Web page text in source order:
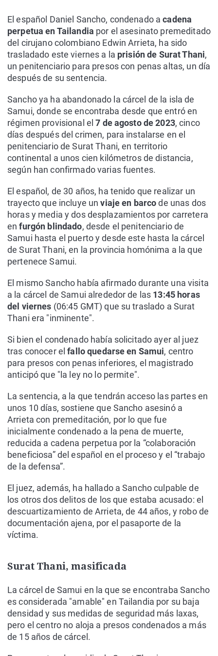
El español Daniel Sancho, condenado a cadena
perpetua en Tailandia por el asesinato premeditado
del cirujano colombiano Edwin Arrieta, ha sido
trasladado este viernes a la prisión de Surat Thani,
un penitenciario para presos con penas altas, un día
después de su sentencia.
Sancho ya ha abandonado la cárcel de la isla de
Samui, donde se encontraba desde que entró en
régimen provisional el7 de agosto de 2023, cinco
días después del crimen, para instalarse en el
penitenciario de Surat Thani, en territorio
continental a unos cien kilómetros de distancia,
según han confirmado varias fuentes.
El español, de 30 años, ha tenido que realizar un
trayecto que incluye unviaje en barcode unas dos
horas y media y dos desplazamientos por carretera
enfurgón blindado, desde el penitenciario de
Samui hasta el puerto y desde este hasta la cárcel
de Surat Thani, en la provincia homónima a la que
pertenece Samui.
El mismo Sancho había afirmado durante una visita
a la cárcel de Samui alrededor de las 13:45 horas
del viernes (06:45 GMT) que su traslado a Surat
Thani era "inminente".
Si bien el condenado había solicitado ayer al juez
tras conocer elfallo quedarse en Samui, centro
para presos con penas inferiores, el magistrado
anticipó que "la ley no lo permite".
La sentencia, a la que tendrán acceso las partes en
unos 10 días, sostiene que Sancho asesinó a
Arrieta con premeditación, por lo que fue
inicialmente condenado a la pena de muerte,
reducida a cadena perpetua por la “colaboración
beneficiosa” del español en el proceso y el “trabajo
de la defensa”.
El juez, además, ha hallado a Sancho culpable de
los otros dos delitos de los que estaba acusado: el
descuartizamiento de Arrieta, de 44 años, y robo de
documentación ajena, por el pasaporte de la
víctima.
Surat Thani, masificada
La cárcel de Samui en la que se encontraba Sancho
es considerada "amable" en Tailandia por su baja
densidad y sus medidas de seguridad más laxas,
pero el centro no aloja a presos condenados a más
de 15 años de cárcel.